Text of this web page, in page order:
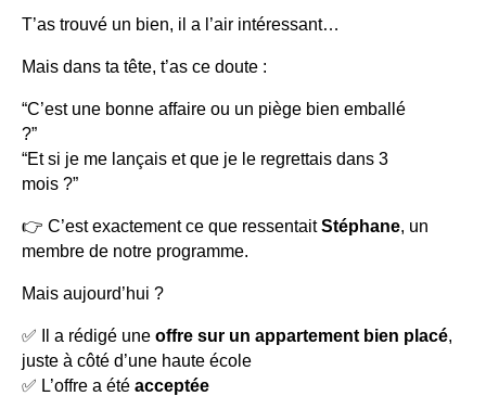
T’as trouvé un bien, il a l’air intéressant…
Mais dans ta tête, t’as ce doute :
“C’est une bonne affaire ou un piège bien emballé
?”
“Et si je me lançais et que je le regrettais dans 3
mois ?”
👉 C’est exactement ce que ressentaitStéphane, un
membre de notre programme.
Mais aujourd’hui ?
✅ Il a rédigé une offre sur un appartement bien placé,
juste à côté d’une haute école
✅ L’offre a été acceptée